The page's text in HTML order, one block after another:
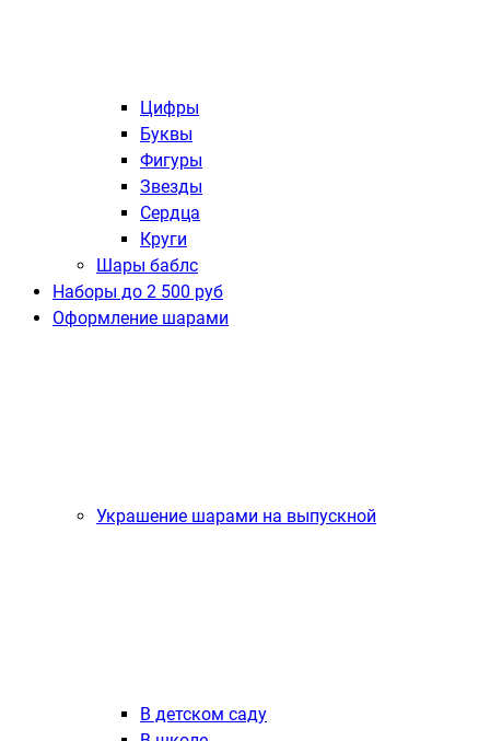
Цифры
Буквы
Фигуры
Звезды
Сердца
Круги
Шары баблс
Наборы до 2 500 руб
Оформление шарами
Украшение шарами на выпускной
В детском саду